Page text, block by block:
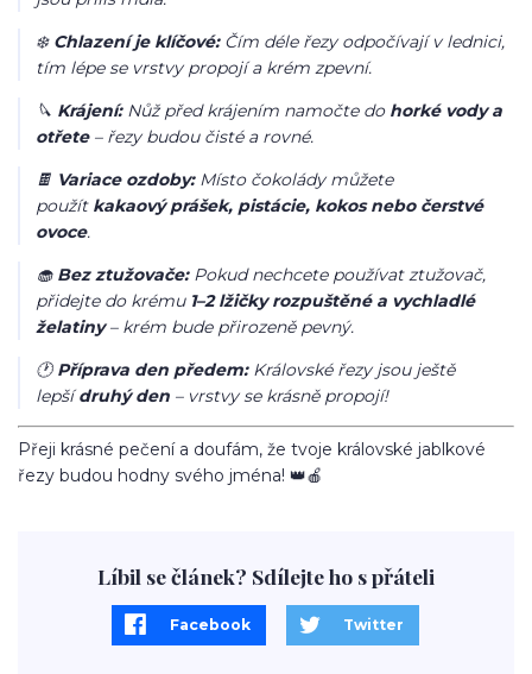
❄️ Chlazení je klíčové:Čím déle řezy odpočívají v lednici,
tím lépe se vrstvy propojí a krém zpevní.
🔪 Krájení:Nůž před krájením namočte do horké vody a
otřete– řezy budou čisté a rovné.
🍫 Variace ozdoby:Místo čokolády můžete
použít kakaový prášek, pistácie, kokos nebo čerstvé
ovoce.
🧁 Bez ztužovače:Pokud nechcete používat ztužovač,
přidejte do krému 1–2 lžičky rozpuštěné a vychladlé
želatiny– krém bude přirozeně pevný.
🕐 Příprava den předem:Královské řezy jsou ještě
lepšídruhý den – vrstvy se krásně propojí!
Přeji krásné pečení a doufám, že tvoje královské jablkové
řezy budou hodny svého jména! 👑🍎
Líbil se článek? Sdílejte ho s přáteli
Facebook Twitter